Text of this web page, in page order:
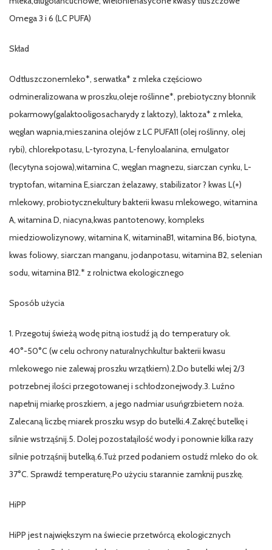
Omega 3 i 6 (LC PUFA)
Skład
Odtłuszczonemleko*, serwatka* z mleka częściowo
odmineralizowana w proszku,oleje roślinne*, prebiotyczny błonnik
pokarmowy(galaktooligosacharydy z laktozy), laktoza* z mleka,
węglan wapnia,mieszanina olejów z LC PUFA11 (olej roślinny, olej
rybi), chlorekpotasu, L-tyrozyna, L-fenyloalanina, emulgator
(lecytyna sojowa),witamina C, węglan magnezu, siarczan cynku, L-
tryptofan, witamina E,siarczan żelazawy, stabilizator ? kwas L(+)
mlekowy, probiotycznekultury bakterii kwasu mlekowego, witamina
A, witamina D, niacyna,kwas pantotenowy, kompleks
miedziowolizynowy, witamina K, witaminaB1, witamina B6, biotyna,
kwas foliowy, siarczan manganu, jodanpotasu, witamina B2, selenian
sodu, witamina B12.* z rolnictwa ekologicznego
Sposób użycia
1. Przegotuj świeżą wodę pitną iostudź ją do temperatury ok.
40°-50°C (w celu ochrony naturalnychkultur bakterii kwasu
mlekowego nie zalewaj proszku wrzątkiem).2.Do butelki wlej 2/3
potrzebnej ilości przegotowanej i schłodzonejwody.3. Luźno
napełnij miarkę proszkiem, a jego nadmiar usuńgrzbietem noża.
Zalecaną liczbę miarek proszku wsyp do butelki.4.Zakręć butelkę i
silnie wstrząśnij.5. Dolej pozostałąilość wody i ponownie kilka razy
silnie potrząśnij butelką.6.Tuż przed podaniem ostudź mleko do ok.
37°C. Sprawdź temperaturę.Po użyciu starannie zamknij puszkę.
HiPP
HiPP jest największym na świecie przetwórcą ekologicznych